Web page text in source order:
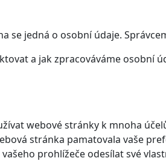
jedná o osobní údaje.
a jak zpracováváme osobní
webové stránky k mnoha
stránka pamatovala vaše
prohlížeče odesílat své